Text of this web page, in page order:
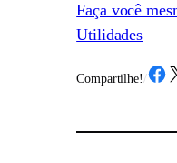
Faça você
Utilidades
Compartilhe! /Share on